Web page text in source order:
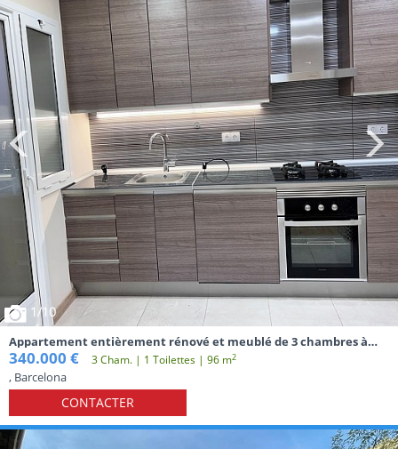
1 /10
Appartement entièrement rénové et meublé de 3 chambres à
proximité du métro El Maresme/Fòrum
340.000 € 3 Cham. | 1 Toilettes | 96 m2
, Barcelona
CONTACTER